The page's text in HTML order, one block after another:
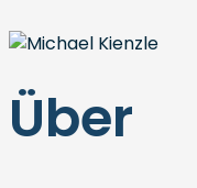
Über